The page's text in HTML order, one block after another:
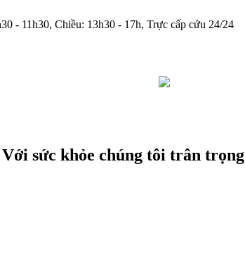
- 11h30, Chiều: 13h30 - 17h, Trực cấp cứu 24/24
sức khỏe chúng tôi trân trọng